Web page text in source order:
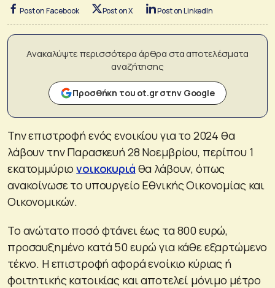
Post on Facebook Post on X Post on LinkedIn
Ανακαλύψτε περισσότερα άρθρα στα αποτελέσματα
αναζήτησης
Προσθήκη του ot.gr στην Google
Την επιστροφή ενός ενοικίου για το 2024 θα
λάβουν την Παρασκευή 28 Νοεμβρίου, περίπου 1
εκατομμύριονοικοκυριά θα λάβουν, όπως
ανακοίνωσε το υπουργείο Εθνικής Οικονομίας και
Οικονομικών.
Το ανώτατο ποσό φτάνει έως τα 800 ευρώ,
προσαυξημένο κατά 50 ευρώ για κάθε εξαρτώμενο
τέκνο. Η επιστροφή αφορά ενοίκιο κύριας ή
φοιτητικής κατοικίας και αποτελεί μόνιμο μέτρο